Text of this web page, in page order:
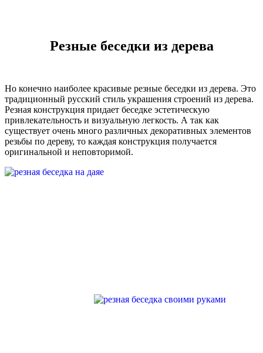
Резные беседки из дерева
Но конечно наиболее красивые резные беседки из дерева. Это
традиционный русский стиль украшения строений из дерева.
Резная конструкция придает беседке эстетическую
привлекательность и визуальную легкость. А так как
существует очень много различных декоративных элементов
резьбы по дереву, то каждая конструкция получается
оригинальной и неповторимой.